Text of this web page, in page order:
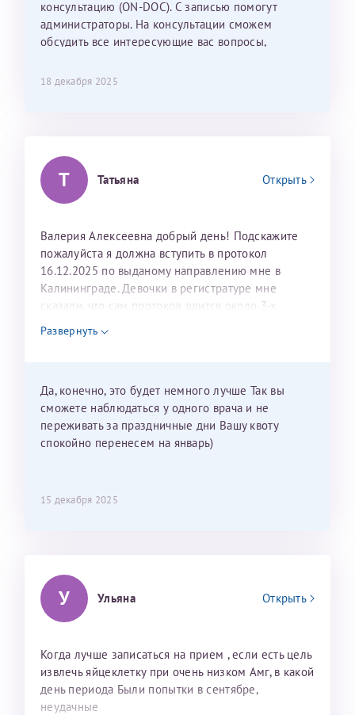
лёгкое и простое. Вообще в данной клинике весь
персонал очень вежливый и чуткий, прям приятно
находиться. Мы собираемся туда ещё за вторым
Рафаильевичу, нашему волшебнику, без каких либо
Репродуктологи
26 июля 2026
консультацию (ON-DOC). С записью помогут
администраторы. На консультации сможем
обсудить все интересующие вас вопросы,
18 декабря 2025
Т Татьяна Открыть
Валерия Алексеевна добрый день! Подскажите
пожалуйста я должна вступить в протокол
16.12.2025 по выданому направлению мне в
Калининграде. Девочки в регистратуре мне
сказали, что сам протокол длится около 3-х
недель и 3 недели я должна находится в Питере.
Можно мне новый год провести в Калининграде и
Развернуть
Да, конечно, это будет немного лучше Так вы
сможете наблюдаться у одного врача и не
переживать за праздничные дни Вашу квоту
спокойно перенесем на январь)
15 декабря 2025
У Ульяна Открыть
Когда лучше записаться на прием , если есть цель
извлечь яйцеклетку при очень низком Амг, в какой
день периода Были попытки в сентябре,
неудачные